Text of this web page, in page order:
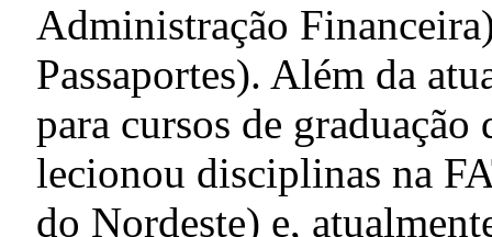
Administração
Passaportes). Além da
para cursos de
lecionou disciplinas na
do Nordeste) e,